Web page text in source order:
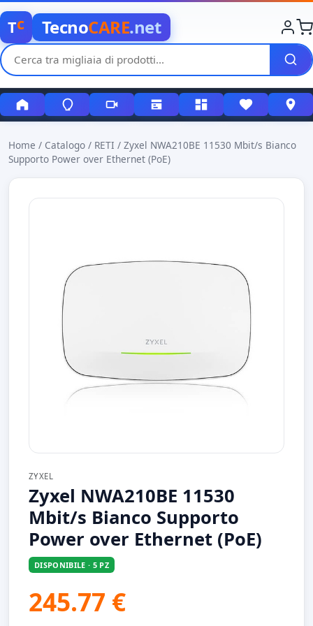
Tc TecnoCARE.net
Home / Catalogo / RETI / Zyxel NWA210BE 11530 Mbit/s Bianco
Supporto Power over Ethernet (PoE)
ZYXEL
Zyxel NWA210BE 11530
Mbit/s Bianco Supporto
Power over Ethernet (PoE)
DISPONIBILE · 5 PZ
245.77 €